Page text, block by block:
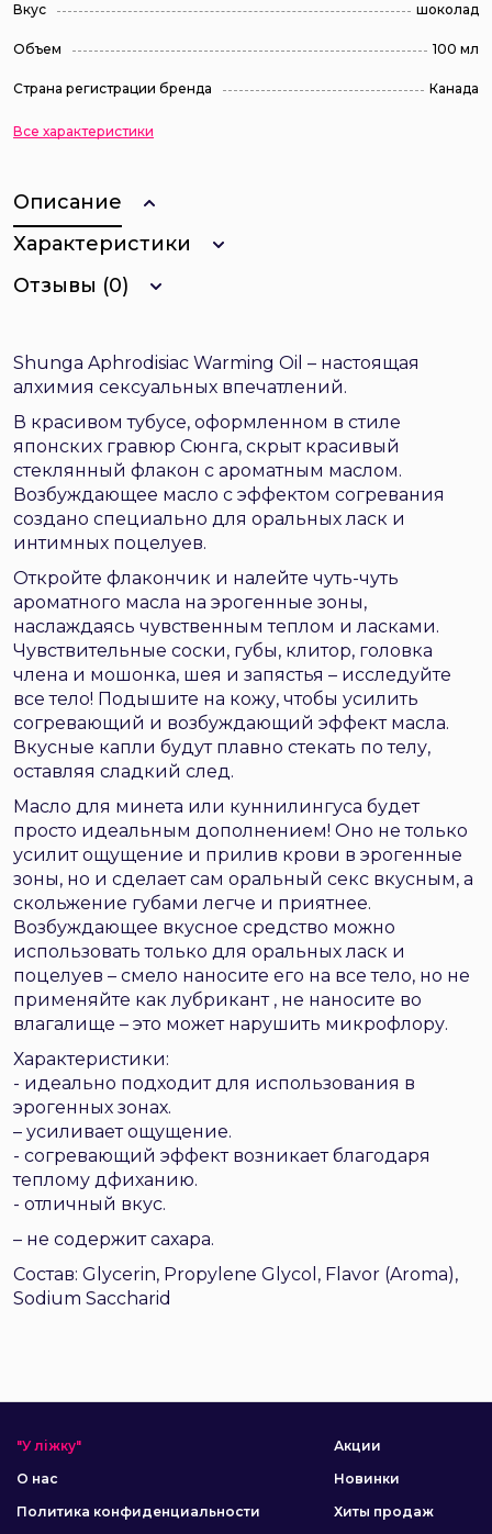
Вкус шоколад
Объем 100 мл
Страна регистрации бренда Канада
Все характеристики
Описание
Характеристики
Отзывы (0)
Shunga Aphrodisiac Warming Oil – настоящая
алхимия сексуальных впечатлений.
В красивом тубусе, оформленном в стиле
японских гравюр Сюнга, скрыт красивый
стеклянный флакон с ароматным маслом.
Возбуждающее масло с эффектом согревания
создано специально для оральных ласк и
интимных поцелуев.
Откройте флакончик и налейте чуть-чуть
ароматного масла на эрогенные зоны,
наслаждаясь чувственным теплом и ласками.
Чувствительные соски, губы, клитор, головка
члена и мошонка, шея и запястья – исследуйте
все тело! Подышите на кожу, чтобы усилить
согревающий и возбуждающий эффект масла.
Вкусные капли будут плавно стекать по телу,
оставляя сладкий след.
Масло для минета или куннилингуса будет
просто идеальным дополнением! Оно не только
усилит ощущение и прилив крови в эрогенные
зоны, но и сделает сам оральный секс вкусным, а
скольжение губами легче и приятнее.
Возбуждающее вкусное средство можно
использовать только для оральных ласк и
поцелуев – смело наносите его на все тело, но не
применяйте каклубрикант, не наносите во
влагалище – это может нарушить микрофлору.
Характеристики:
- идеально подходит для использования в
эрогенных зонах.
– усиливает ощущение.
- согревающий эффект возникает благодаря
теплому дфиханию.
- отличный вкус.
– не содержит сахара.
Состав: Glycerin, Propylene Glycol, Flavor (Aroma),
Sodium Saccharid
"У ліжку"
О нас
Политика конфиденциальности
Акции
Новинки
Хиты продаж